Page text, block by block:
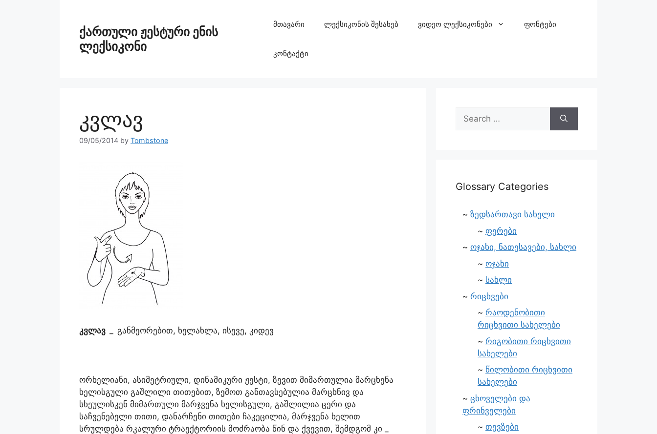
ქართული ჟესტური ენის
ლექსიკონი
მთავარი ლექსიკონის შესახებ ვიდეო ლექსიკონები ფონტები
კონტაქტი
კვლავ
09/05/2014 by Tombstone
კვლავ განმეორებით, ხელახლა, ისევე, კიდევ
ორხელიანი, ასიმეტრიული, დინამიკური ჟესტი, ზევით მიმართულია მარცხენა
ხელისგული გაშლილი თითებით, ზემოთ განთავსებულია მარცხნივ და
სხეულისკენ მიმართული მარჯვენა ხელისგული, გაშლილია ცერი და
საჩვენებელი თითი, დანარჩენი თითები ჩაკეცილია, მარჯვენა ხელით
სრულდება რკალური ტრაექტორიის მოძრაობა წინ და ქვევით, შემდგომ კი _
Glossary Categories
ზედსართავი სახელი
ფერები
ოჯახი, ნათესავები, სახლი
ოჯახი
სახლი
რიცხვები
რაოდენობითი
რიცხვითი სახელები
რიგობითი რიცხვითი
სახელები
წილობითი რიცხვითი
სახელები
ცხოველები და
ფრინველები
თევზები